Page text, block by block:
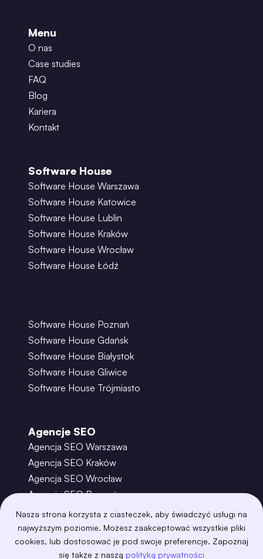
Nasza strona korzysta z ciasteczek, aby świadczyć usługi na
najwyższym poziomie. Możesz zaakceptować wszystkie pliki
cookies, lub dostosować je pod swoje preferencje. Zapoznaj
się także z naszą polityką prywatności
Menu
O nas
Case studies
FAQ
Blog
Kariera
Kontakt
Software House
Software House Warszawa
Software House Katowice
Software House Lublin
Software House Kraków
Software House Wrocław
Software House Łódź
Software House Poznań
Software House Gdańsk
Software House Białystok
Software House Gliwice
Software House Trójmiasto
Agencje SEO
Agencja SEO Warszawa
Agencja SEO Kraków
Agencja SEO Wrocław
Agencja SEO Poznań
Agencja SEO Gdańsk
Agencja SEO Toruń